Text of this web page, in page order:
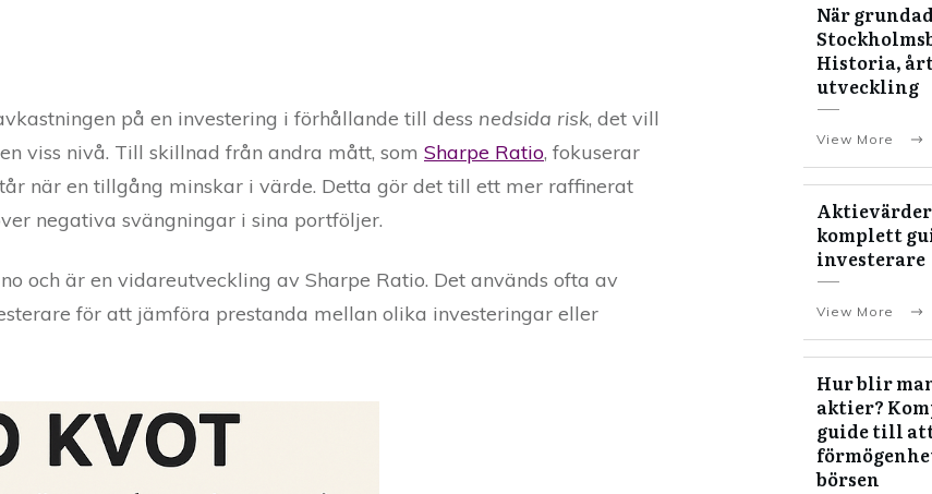
på en investering i förhållande till dess nedsida risk, det vill
viss nivå. Till skillnad från andra mått, som Sharpe Ratio, fokuserar
när en tillgång minskar i värde. Detta gör det till ett mer raffinerat
negativa svängningar i sina portföljer.
och är en vidareutveckling av Sharpe Ratio. Det används ofta av
för att jämföra prestanda mellan olika investeringar eller
När
Historia,
utveckling
View More
komplett
investerare
View More
Hur blir
aktier?
guide till
börsen